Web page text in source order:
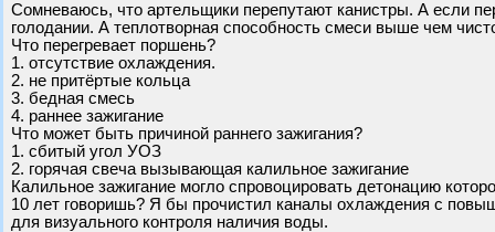
Сомневаюсь, что артельщики перепутают канистры. А если
голодании. А теплотворная способность смеси выше чем
Что перегревает поршень?
1. отсутствие охлаждения.
2. не притёртые кольца
3. бедная смесь
4. раннее зажигание
Что может быть причиной раннего зажигания?
1. сбитый угол УОЗ
2. горячая свеча вызывающая калильное зажигание
Калильное зажигание могло спровоцировать детонацию
10 лет говоришь? Я бы прочистил каналы охлаждения с
для визуального контроля наличия воды.